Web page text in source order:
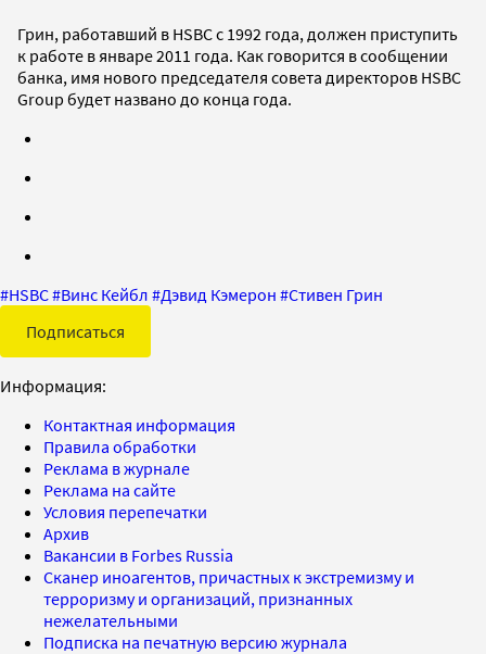
Грин, работавший в HSBC с 1992 года, должен приступить
к работе в январе 2011 года. Как говорится в сообщении
банка, имя нового председателя совета директоров HSBC
Group будет названо до конца года.
#HSBC#Винс Кейбл #Дэвид Кэмерон #Стивен Грин
Подписаться
Информация:
Контактная информация
Правила обработки
Реклама в журнале
Реклама на сайте
Условия перепечатки
Архив
Вакансии в Forbes Russia
Сканер иноагентов, причастных к экстремизму и
терроризму и организаций, признанных
нежелательными
Подписка на печатную версию журнала